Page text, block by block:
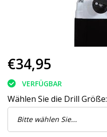
€34,95
VERFÜGBAR
Wählen Sie die Drill Größe: